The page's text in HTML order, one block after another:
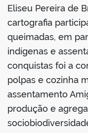
Eliseu Pereira de
cartografia
queimadas, em
indígenas e
conquistas foi a
polpas e cozinha
assentamento
produção e